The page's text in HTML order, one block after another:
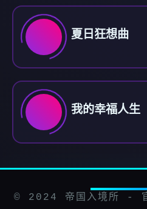
夏日狂想曲
我的幸福人生
© 2024 帝国入境所 - 官